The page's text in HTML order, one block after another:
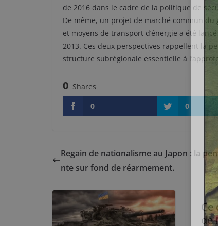
de 2016 dans le cadre de la politique de
De même, un projet de marché commun
et moyens de transport d’énergie a été
2013. Ces deux perspectives rappellent la
structure subrégionale essentielle à
0 Shares
0
0
Regain de nationalisme au Japon : la
nte sur fond de réarmement.
Ce
de